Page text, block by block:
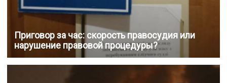
Приговор за час: скорость правосудия или
нарушение правовой процедуры?